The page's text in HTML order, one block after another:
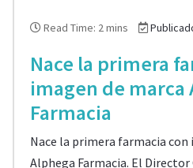
Read Time: 2 mins
Nace la primera
imagen de marca
Farmacia
Nace la primera farmacia con
Alphega Farmacia. El